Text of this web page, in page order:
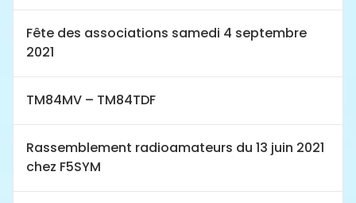
Fête des associations samedi 4 septembre
2021
TM84MV – TM84TDF
Rassemblement radioamateurs du 13 juin 2021
chez F5SYM